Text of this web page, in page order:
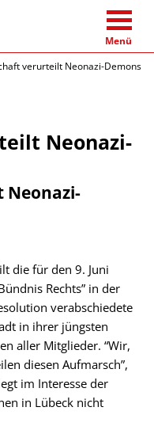
Menü
verurteilt Neonazi-
Neonazi-
die für den 9. Juni
Rechts” in der
verabschiedete
in ihrer jüngsten
aller Mitglieder. “Wir,
diesen Aufmarsch”,
im Interesse der
in Lübeck nicht